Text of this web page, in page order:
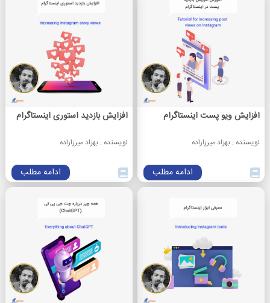
افزایش ویو پست اینستاگرام
نویسنده : بهزاد میرزازاده
ادامه مطلب
افزایش بازدید استوری اینستاگرام
نویسنده : بهزاد میرزازاده
ادامه مطلب